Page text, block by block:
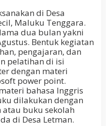
di Desa
Maluku Tenggara.
dua bulan yakni
Bentuk kegiatan
pengajaran, dan
pelatihan di isi
dengan materi
power point.
bahasa Inggris
dilakukan dengan
buku sekolah
di Desa Letman.